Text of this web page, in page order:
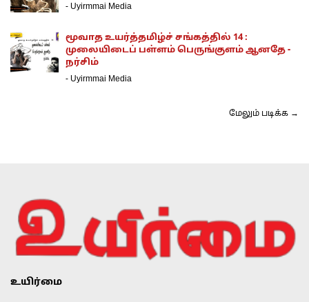
- Uyirmmai Media
மூவாத உயர்த்தமிழ்ச் சங்கத்தில் 14 :
முலையிடைப் பள்ளம் பெருங்குளம் ஆனதே -
நர்சிம்
- Uyirmmai Media
மேலும் படிக்க →
உயிர்மை